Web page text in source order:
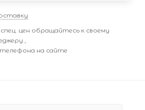
цен обращайтесь к своему
,
на сайте